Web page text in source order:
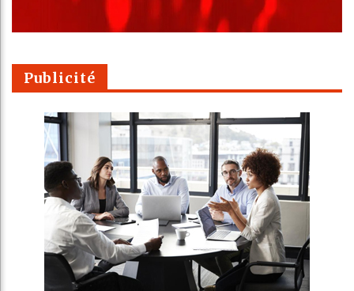
Publicité